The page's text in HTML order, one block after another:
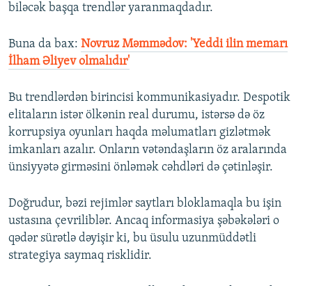
biləcək başqa trendlər yaranmaqdadır.
Buna da bax: Novruz Məmmədov: 'Yeddi ilin memarı
İlham Əliyev olmalıdır'
Bu trendlərdən birincisi kommunikasiyadır. Despotik
elitaların istər ölkənin real durumu, istərsə də öz
korrupsiya oyunları haqda məlumatları gizlətmək
imkanları azalır. Onların vətəndaşların öz aralarında
ünsiyyətə girməsini önləmək cəhdləri də çətinləşir.
Doğrudur, bəzi rejimlər saytları bloklamaqla bu işin
ustasına çevriliblər. Ancaq informasiya şəbəkələri o
qədər sürətlə dəyişir ki, bu üsulu uzunmüddətli
strategiya saymaq risklidir.